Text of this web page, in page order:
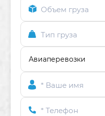
Объем груза
Тип груза
* Ваше имя
* Телефон